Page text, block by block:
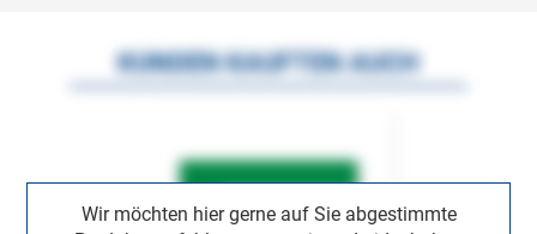
Wir möchten hier gerne auf Sie abgestimmte
KUNDEN KAUFTEN AUCH